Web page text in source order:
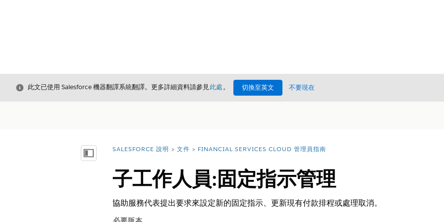
結束
此文已使用 Salesforce 機器翻譯系統翻譯。更多詳細資料請參見此處。 切換至英文 不要現在
顯示目錄 您位於此處：
SALESFORCE 說明 文件 FINANCIAL SERVICES CLOUD 管理員指南
子工作人員:固定指示管理
協助服務代表提出要求來設定新的固定指示、更新現有付款排程或處理取消。